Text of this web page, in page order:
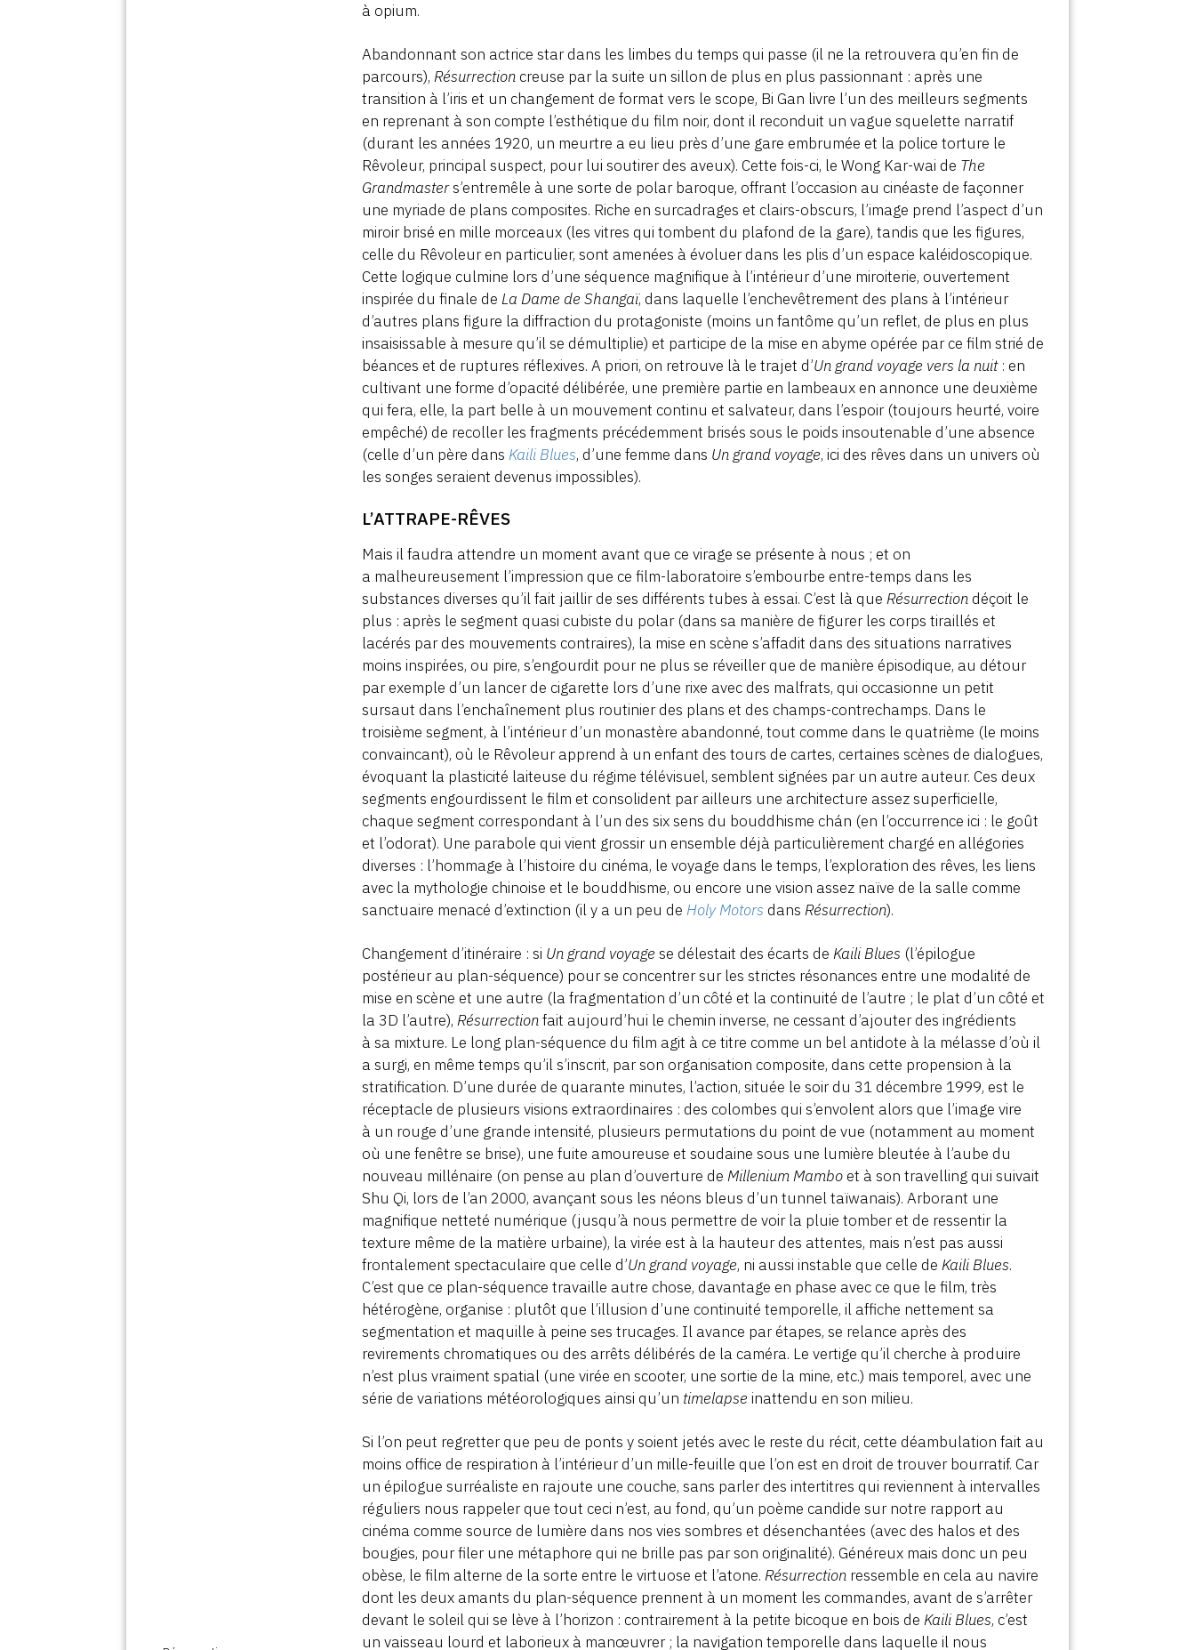
à opium.
Abandonnant son actrice star dans les limbes du temps qui passe (il ne la retrouvera qu’en fin de
parcours),Résurrection creuse par la suite un sillon de plus en plus passionnant : après une
transition à l’iris et un changement de format vers le scope, Bi Gan livre l’un des meilleurs segments
en reprenant à son compte l’esthétique du film noir, dont il reconduit un vague squelette narratif
(durant les années 1920, un meurtre a eu lieu près d’une gare embrumée et la police torture le
Rêvoleur, principal suspect, pour lui soutirer des aveux). Cette fois-ci, le Wong Kar-wai de The
Grandmasters’entremêle à une sorte de polar baroque, offrant l’occasion au cinéaste de façonner
une myriade de plans composites. Riche en surcadrages et clairs-obscurs, l’image prend l’aspect d’un
miroir brisé en mille morceaux (les vitres qui tombent du plafond de la gare), tandis que les figures,
celle du Rêvoleur en particulier, sont amenées à évoluer dans les plis d’un espace kaléidoscopique.
Cette logique culmine lors d’une séquence magnifique à l’intérieur d’une miroiterie, ouvertement
inspirée du finale deLa Dame de Shangaï, dans laquelle l’enchevêtrement des plans à l’intérieur
d’autres plans figure la diffraction du protagoniste (moins un fantôme qu’un reflet, de plus en plus
insaisissable à mesure qu’il se démultiplie) et participe de la mise en abyme opérée par ce film strié de
béances et de ruptures réflexives. A priori, on retrouve là le trajet d’Un grand voyage vers la nuit: en
cultivant une forme d’opacité délibérée, une première partie en lambeaux en annonce une deuxième
qui fera, elle, la part belle à un mouvement continu et salvateur, dans l’espoir (toujours heurté, voire
empêché) de recoller les fragments précédemment brisés sous le poids insoutenable d’une absence
(celle d’un père dansKaili Blues, d’une femme dans Un grand voyage, ici des rêves dans un univers où
les songes seraient devenus impossibles).
L’ATTRAPE-RÊVES
Mais il faudra attendre un moment avant que ce virage se présente à nous ; et on
a malheureusement l’impression que ce film-laboratoire s’embourbe entre-temps dans les
substances diverses qu’il fait jaillir de ses différents tubes à essai. C’est là queRésurrection déçoit le
plus : après le segment quasi cubiste du polar (dans sa manière de figurer les corps tiraillés et
lacérés par des mouvements contraires), la mise en scène s’affadit dans des situations narratives
moins inspirées, ou pire, s’engourdit pour ne plus se réveiller que de manière épisodique, au détour
par exemple d’un lancer de cigarette lors d’une rixe avec des malfrats, qui occasionne un petit
sursaut dans l’enchaînement plus routinier des plans et des champs-contrechamps. Dans le
troisième segment, à l’intérieur d’un monastère abandonné, tout comme dans le quatrième (le moins
convaincant), où le Rêvoleur apprend à un enfant des tours de cartes, certaines scènes de dialogues,
évoquant la plasticité laiteuse du régime télévisuel, semblent signées par un autre auteur. Ces deux
segments engourdissent le film et consolident par ailleurs une architecture assez superficielle,
chaque segment correspondant à l’un des six sens du bouddhisme chán (en l’occurrence ici : le goût
et l’odorat). Une parabole qui vient grossir un ensemble déjà particulièrement chargé en allégories
diverses : l’hommage à l’histoire du cinéma, le voyage dans le temps, l’exploration des rêves, les liens
avec la mythologie chinoise et le bouddhisme, ou encore une vision assez naïve de la salle comme
sanctuaire menacé d’extinction (il y a un peu deHoly Motors dansRésurrection).
Changement d’itinéraire : si Un grand voyage se délestait des écarts deKaili Blues (l’épilogue
postérieur au plan-séquence) pour se concentrer sur les strictes résonances entre une modalité de
mise en scène et une autre (la fragmentation d’un côté et la continuité de l’autre ; le plat d’un côté et
la 3D l’autre),Résurrectionfait aujourd’hui le chemin inverse, ne cessant d’ajouter des ingrédients
à sa mixture. Le long plan-séquence du film agit à ce titre comme un bel antidote à la mélasse d’où il
a surgi, en même temps qu’il s’inscrit, par son organisation composite, dans cette propension à la
stratification. D’une durée de quarante minutes, l’action, située le soir du 31 décembre 1999, est le
réceptacle de plusieurs visions extraordinaires : des colombes qui s’envolent alors que l’image vire
à un rouge d’une grande intensité, plusieurs permutations du point de vue (notamment au moment
où une fenêtre se brise), une fuite amoureuse et soudaine sous une lumière bleutée à l’aube du
nouveau millénaire (on pense au plan d’ouverture deMillenium Mambo et à son travelling qui suivait
Shu Qi, lors de l’an 2000, avançant sous les néons bleus d’un tunnel taïwanais). Arborant une
magnifique netteté numérique (jusqu’à nous permettre de voir la pluie tomber et de ressentir la
texture même de la matière urbaine), la virée est à la hauteur des attentes, mais n’est pas aussi
frontalement spectaculaire que celle d’Un grand voyage, ni aussi instable que celle deKaili Blues.
C’est que ce plan-séquence travaille autre chose, davantage en phase avec ce que le film, très
hétérogène, organise : plutôt que l’illusion d’une continuité temporelle, il affiche nettement sa
segmentation et maquille à peine ses trucages. Il avance par étapes, se relance après des
revirements chromatiques ou des arrêts délibérés de la caméra. Le vertige qu’il cherche à produire
n’est plus vraiment spatial (une virée en scooter, une sortie de la mine, etc.) mais temporel, avec une
série de variations météorologiques ainsi qu’un timelapse inattendu en son milieu.
Si l’on peut regretter que peu de ponts y soient jetés avec le reste du récit, cette déambulation fait au
moins office de respiration à l’intérieur d’un mille-feuille que l’on est en droit de trouver bourratif. Car
un épilogue surréaliste en rajoute une couche, sans parler des intertitres qui reviennent à intervalles
réguliers nous rappeler que tout ceci n’est, au fond, qu’un poème candide sur notre rapport au
cinéma comme source de lumière dans nos vies sombres et désenchantées (avec des halos et des
bougies, pour filer une métaphore qui ne brille pas par son originalité). Généreux mais donc un peu
obèse, le film alterne de la sorte entre le virtuose et l’atone.Résurrection ressemble en cela au navire
dont les deux amants du plan-séquence prennent à un moment les commandes, avant de s’arrêter
devant le soleil qui se lève à l’horizon : contrairement à la petite bicoque en bois deKaili Blues, c’est
un vaisseau lourd et laborieux à manœuvrer ; la navigation temporelle dans laquelle il nous